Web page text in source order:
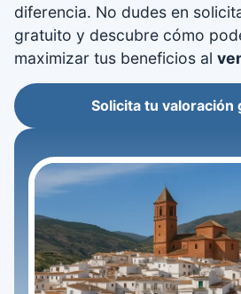
diferencia. No dudes en
gratuito y descubre cómo
maximizar tus beneficios al
Solicita tu valoración